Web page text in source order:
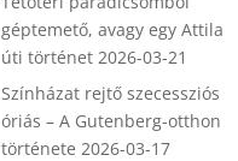
géptemető, avagy egy Attila
úti történet 2026-03-21
Színházat rejtő szecessziós
óriás – A Gutenberg-otthon
története 2026-03-17